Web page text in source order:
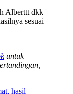
Alberttt dkk
sesuai
untuk
hasil